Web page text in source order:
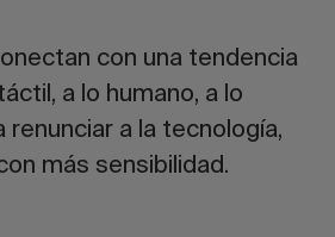
con una tendencia
a lo humano, a lo
renunciar a la tecnología,
más sensibilidad.